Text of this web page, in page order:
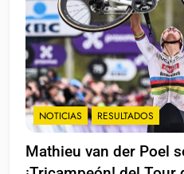
NOTICIAS RESULTADOS
Mathieu van der Poel